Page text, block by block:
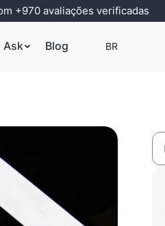
+970 avaliações verificadas
Ask Blog BR